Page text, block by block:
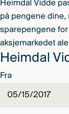
Heimdal Vidde
på pengene dine,
sparepengene
aksjemarkedet
Heimdal
Fra